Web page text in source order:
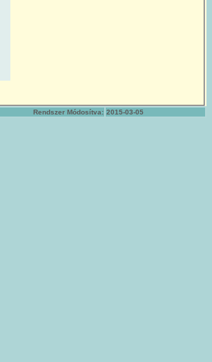
Rendszer Módosítva: 2015-03-05